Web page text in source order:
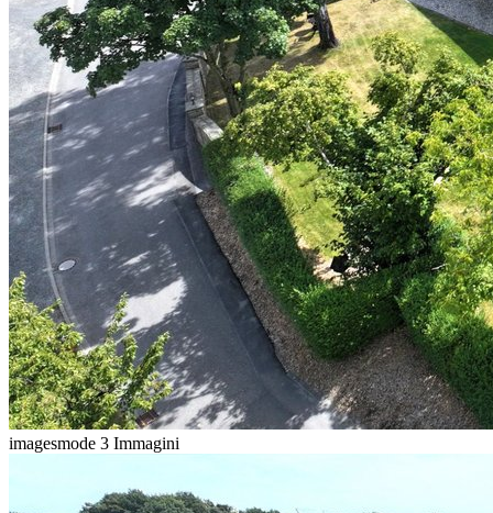
imagesmode 3 Immagini